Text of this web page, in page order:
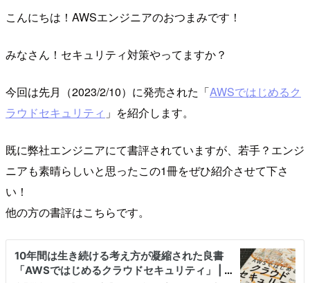
こんにちは！AWSエンジニアのおつまみです！
みなさん！セキュリティ対策やってますか？
今回は先月（2023/2/10）に発売された「AWSではじめるク
ラウドセキュリティ 」を紹介します。
既に弊社エンジニアにて書評されていますが、若手？エンジ
ニアも素晴らしいと思ったこの1冊をぜひ紹介させて下さ
い！
他の方の書評はこちらです。